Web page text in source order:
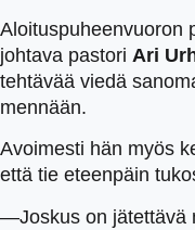
Aloituspuheenvuoron
johtava pastori Ari
tehtävää viedä
mennään.
Avoimesti hän myös
että tie eteenpäin
—Joskus on jätettävä